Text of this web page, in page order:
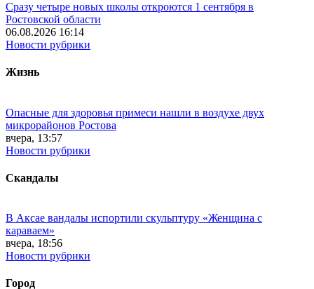
Сразу четыре новых школы откроются 1 сентября в
Ростовской области
06.08.2026 16:14
Новости рубрики
Жизнь
Опасные для здоровья примеси нашли в воздухе двух
микрорайонов Ростова
вчера, 13:57
Новости рубрики
Скандалы
В Аксае вандалы испортили скульптуру «Женщина с
караваем»
вчера, 18:56
Новости рубрики
Город